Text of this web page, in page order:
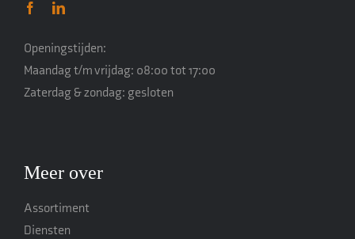
Openingstijden:
Maandag t/m vrijdag: 08:00 tot 17:00
Zaterdag & zondag: gesloten
Meer over
Assortiment
Diensten